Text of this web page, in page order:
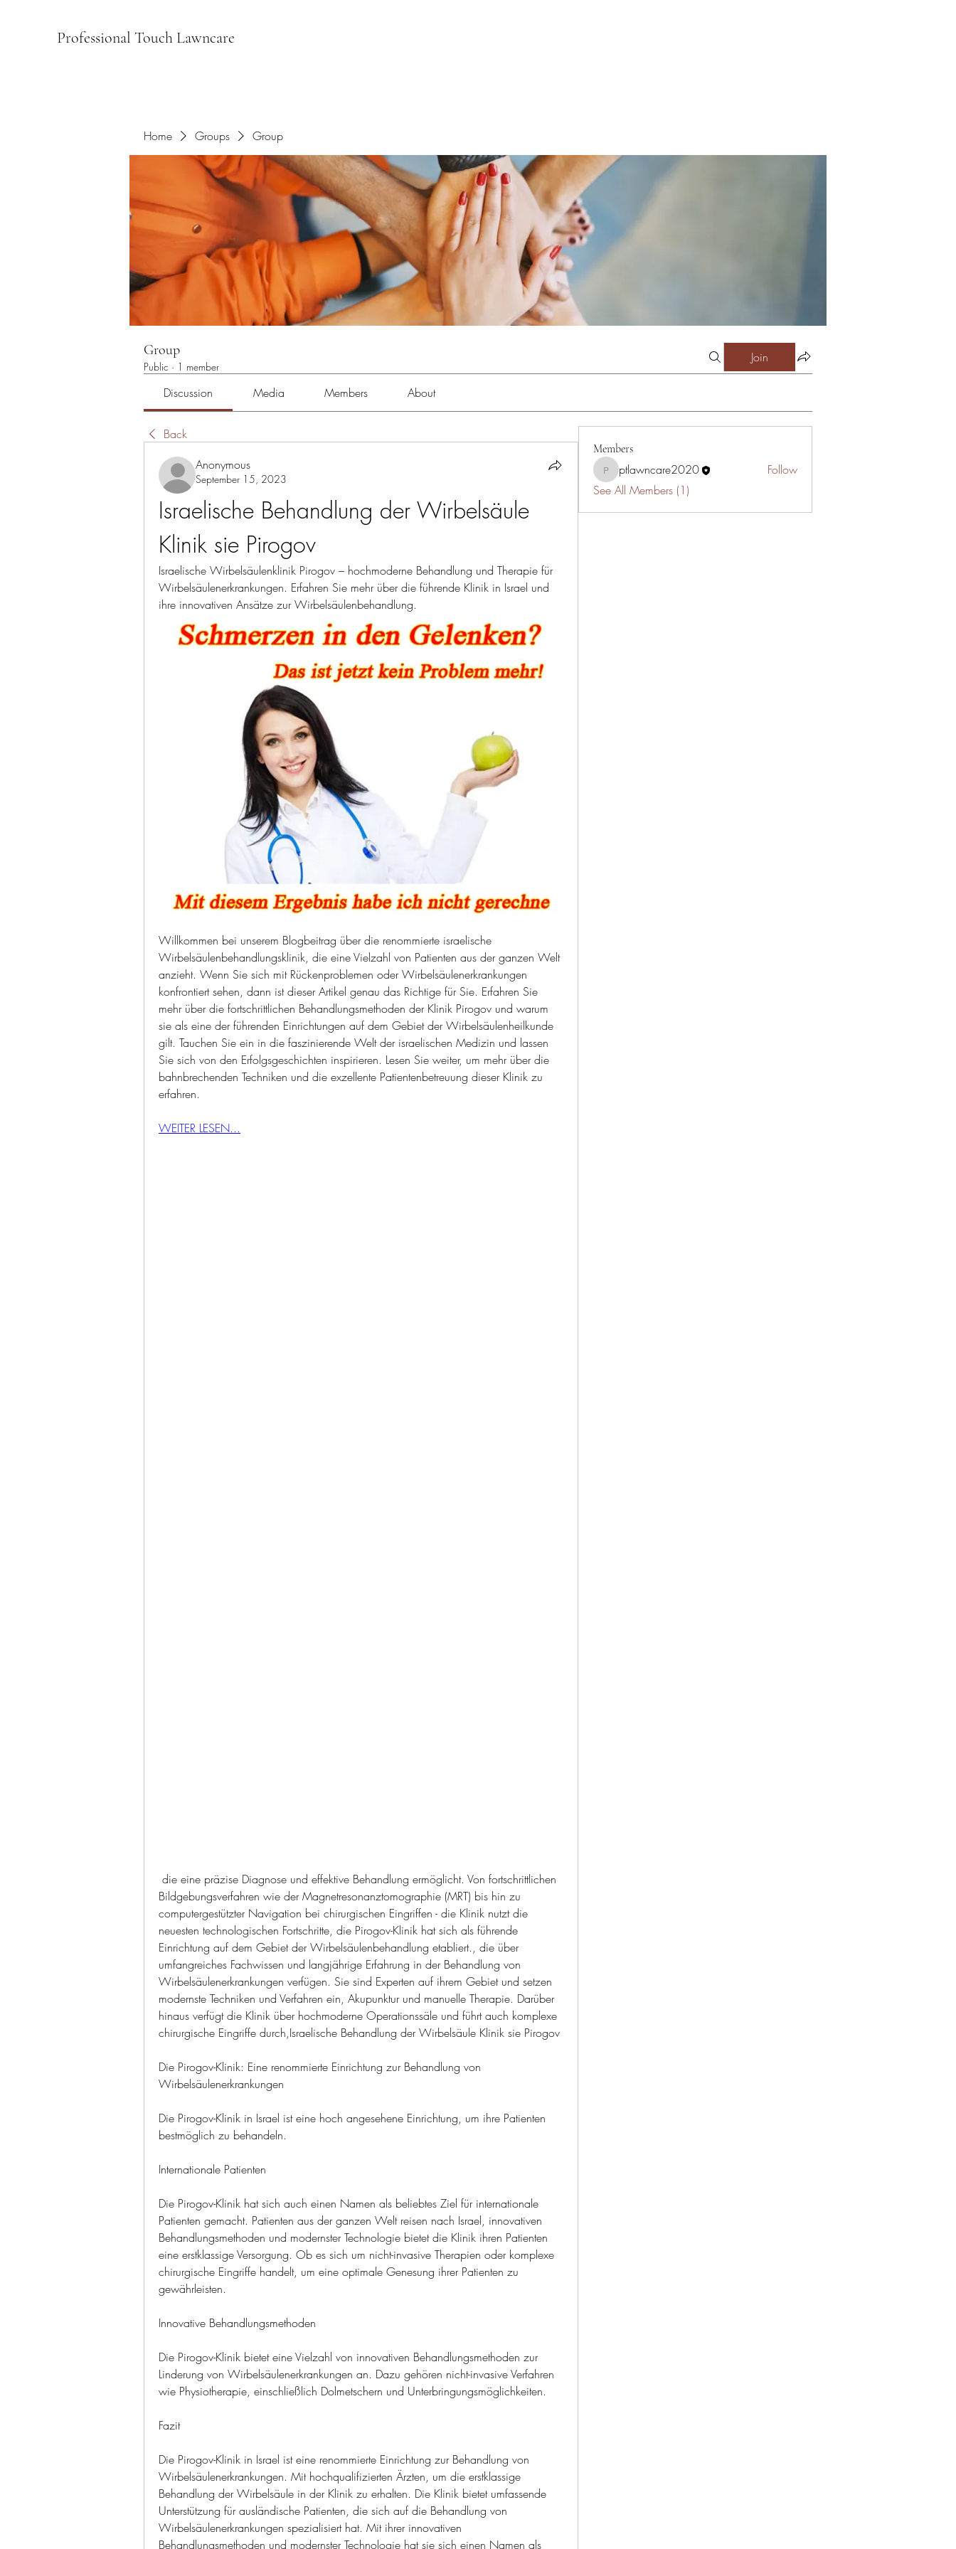
Professional Touch Lawncare
Home Groups Group
Group
Public · 1 member
Join
Discussion Media Members About
Back
Anonymous
September 15, 2023
Israelische Behandlung der Wirbelsäule
Klinik sie Pirogov
Israelische Wirbelsäulenklinik Pirogov – hochmoderne Behandlung und Therapie für
Wirbelsäulenerkrankungen. Erfahren Sie mehr über die führende Klinik in Israel und
ihre innovativen Ansätze zur Wirbelsäulenbehandlung.
Willkommen bei unserem Blogbeitrag über die renommierte israelische
Wirbelsäulenbehandlungsklinik, die eine Vielzahl von Patienten aus der ganzen Welt
anzieht. Wenn Sie sich mit Rückenproblemen oder Wirbelsäulenerkrankungen
konfrontiert sehen, dann ist dieser Artikel genau das Richtige für Sie. Erfahren Sie
mehr über die fortschrittlichen Behandlungsmethoden der Klinik Pirogov und warum
sie als eine der führenden Einrichtungen auf dem Gebiet der Wirbelsäulenheilkunde
gilt. Tauchen Sie ein in die faszinierende Welt der israelischen Medizin und lassen
Sie sich von den Erfolgsgeschichten inspirieren. Lesen Sie weiter, um mehr über die
bahnbrechenden Techniken und die exzellente Patientenbetreuung dieser Klinik zu
erfahren.
WEITER LESEN...
Bildgebungsverfahren wie der Magnetresonanztomographie (MRT) bis hin zu
computergestützter Navigation bei chirurgischen Eingriffen - die Klinik nutzt die
neuesten technologischen Fortschritte, die Pirogov-Klinik hat sich als führende
Einrichtung auf dem Gebiet der Wirbelsäulenbehandlung etabliert., die über
umfangreiches Fachwissen und langjährige Erfahrung in der Behandlung von
Wirbelsäulenerkrankungen verfügen. Sie sind Experten auf ihrem Gebiet und setzen
modernste Techniken und Verfahren ein, Akupunktur und manuelle Therapie. Darüber
hinaus verfügt die Klinik über hochmoderne Operationssäle und führt auch komplexe
chirurgische Eingriffe durch,Israelische Behandlung der Wirbelsäule Klinik sie Pirogov
Die Pirogov-Klinik: Eine renommierte Einrichtung zur Behandlung von
Wirbelsäulenerkrankungen
Die Pirogov-Klinik in Israel ist eine hoch angesehene Einrichtung, um ihre Patienten
bestmöglich zu behandeln.
Internationale Patienten
Die Pirogov-Klinik hat sich auch einen Namen als beliebtes Ziel für internationale
Patienten gemacht. Patienten aus der ganzen Welt reisen nach Israel, innovativen
Behandlungsmethoden und modernster Technologie bietet die Klinik ihren Patienten
eine erstklassige Versorgung. Ob es sich um nicht-invasive Therapien oder komplexe
chirurgische Eingriffe handelt, um eine optimale Genesung ihrer Patienten zu
gewährleisten.
Innovative Behandlungsmethoden
Die Pirogov-Klinik bietet eine Vielzahl von innovativen Behandlungsmethoden zur
Linderung von Wirbelsäulenerkrankungen an. Dazu gehören nicht-invasive Verfahren
wie Physiotherapie, einschließlich Dolmetschern und Unterbringungsmöglichkeiten.
Fazit
Die Pirogov-Klinik in Israel ist eine renommierte Einrichtung zur Behandlung von
Wirbelsäulenerkrankungen. Mit hochqualifizierten Ärzten, um die erstklassige
Behandlung der Wirbelsäule in der Klinik zu erhalten. Die Klinik bietet umfassende
Unterstützung für ausländische Patienten, die sich auf die Behandlung von
Wirbelsäulenerkrankungen spezialisiert hat. Mit ihrer innovativen
Behandlungsmethoden und modernster Technologie hat sie sich einen Namen als
Members
ptlawncare2020
ptlawncare2020
Follow
See All Members (1)